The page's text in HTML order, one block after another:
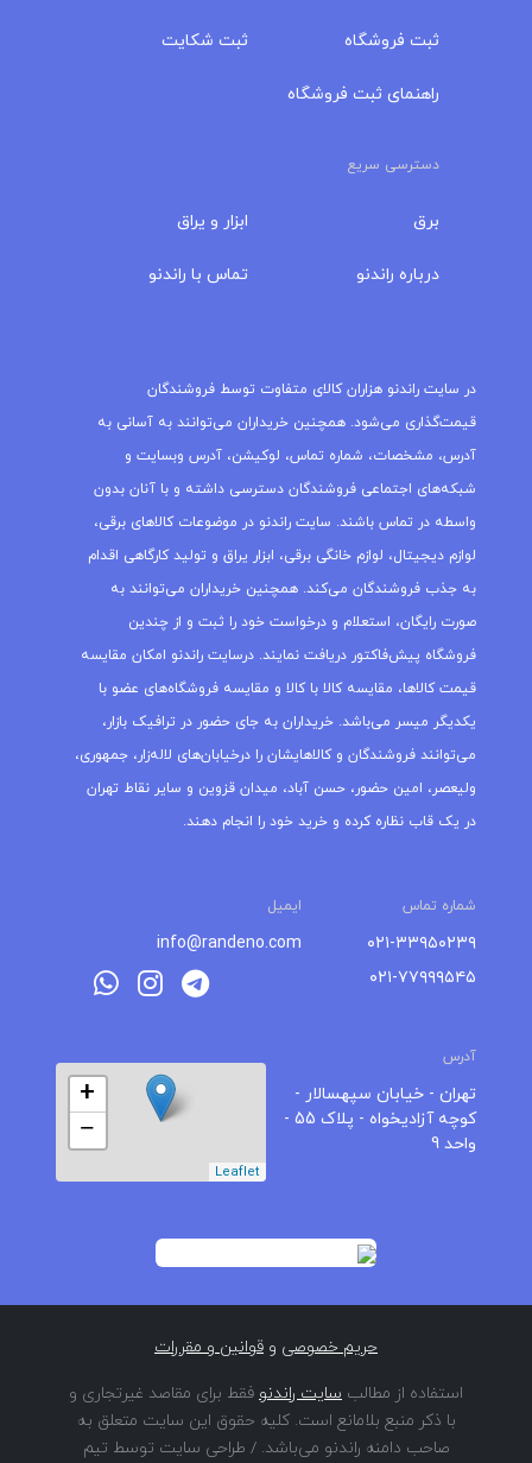
ثبت فروشگاه
راهنمای ثبت فروشگاه
ثبت شکایت
دسترسی سریع
برق
درباره‌ راندنو
ابزار و یراق
تماس با راندنو
در سایت راندنو هزاران کالای متفاوت توسط فروشندگان
قیمت‌گذاری می‌شود. همچنین خریداران می‌توانند به آسانی به
آدرس، مشخصات، شماره تماس، لوکیشن، آدرس وبسایت و
شبکه‌های اجتماعی فروشندگان دسترسی داشته و با آنان بدون
واسطه در تماس باشند. سایت راندنو در موضوعات کالاهای برقی،
لوازم دیجیتال، لوازم خانگی برقی، ابزار یراق و تولید کارگاهی اقدام
به جذب فروشندگان می‌کند. همچنین خریداران می‌توانند به
صورت رایگان، استعلام و درخواست خود را ثبت و از چندین
فروشگاه پیش‌فاکتور دریافت نمایند. درسایت راندنو امکان مقایسه
قیمت کالاها، مقایسه کالا با کالا و مقایسه فروشگاه‌های عضو با
یکدیگر میسر می‌باشد. خریداران به جای حضور در ترافیک بازار،
می‌توانند فروشندگان و کالاهایشان را درخیابان‌های لاله‌زار، جمهوری،
ولیعصر، امین حضور، حسن آباد، میدان قزوین و سایر نقاط تهران
در یک قاب نظاره کرده و خرید خود را انجام دهند.
شماره تماس ایمیل
۰۲۱-۳۳۹۵۰۲۳۹
۰۲۱-۷۷۹۹۹۵۴۵
info@randeno.com
آدرس
تهران - خیابان سپهسالار -
کوچه آزادیخواه - پلاک 55 -
واحد 9
+
−
Leaflet
حریم خصوصی و قوانین و مقررات
استفاده از مطالب سایت راندنو فقط برای مقاصد غیرتجاری و
با ذکر منبع بلامانع است. کلیه حقوق این سایت متعلق به
صاحب دامنه راندنو می‌باشد. / طراحی سایت توسط تیم